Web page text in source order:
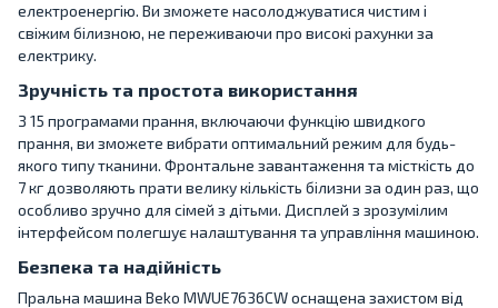
електроенергію. Ви зможете насолоджуватися чистим і
свіжим білизною, не переживаючи про високі рахунки за
електрику.
Зручність та простота використання
З 15 програмами прання, включаючи функцію швидкого
прання, ви зможете вибрати оптимальний режим для будь-
якого типу тканини. Фронтальне завантаження та місткість до
7 кг дозволяють прати велику кількість білизни за один раз, що
особливо зручно для сімей з дітьми. Дисплей з зрозумілим
інтерфейсом полегшує налаштування та управління машиною.
Безпека та надійність
Пральна машина Beko MWUE7636CW оснащена захистом від